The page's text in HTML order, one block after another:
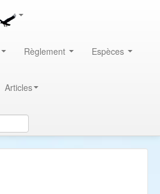
Règlement Espèces
Articles